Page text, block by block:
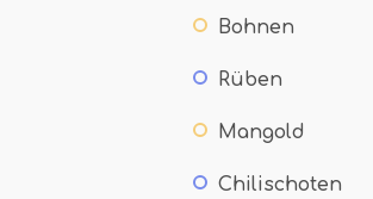
Bohnen
Rüben
Mangold
Chilischoten